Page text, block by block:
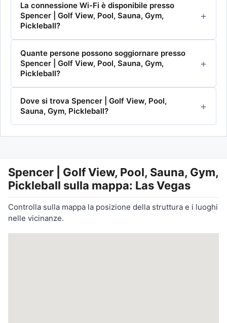
La connessione Wi-Fi è disponibile presso
Spencer | Golf View, Pool, Sauna, Gym,
Pickleball?
Quante persone possono soggiornare presso
Spencer | Golf View, Pool, Sauna, Gym,
Pickleball?
Dove si trova Spencer | Golf View, Pool,
Sauna, Gym, Pickleball?
Spencer | Golf View, Pool, Sauna, Gym,
Pickleball sulla mappa: Las Vegas
Controlla sulla mappa la posizione della struttura e i luoghi
nelle vicinanze.